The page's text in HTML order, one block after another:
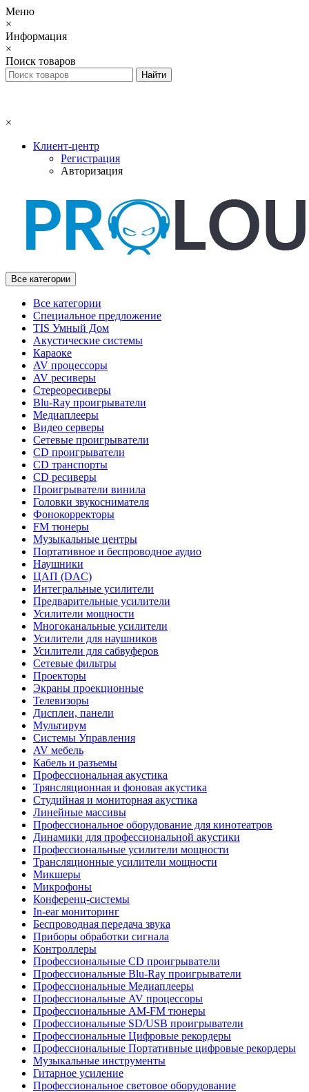
Меню
×
Информация
×
Поиск товаров
×
Клиент-центр
Регистрация
Авторизация
Все категории
Все категории
Специальное предложение
TIS Умный Дом
Акустические системы
Караоке
AV процессоры
AV ресиверы
Стереоресиверы
Blu-Ray проигрыватели
Медиаплееры
Видео серверы
Сетевые проигрыватели
CD проигрыватели
CD транспорты
CD ресиверы
Проигрыватели винила
Головки звукоснимателя
Фонокорректоры
FM тюнеры
Музыкальные центры
Портативное и беспроводное аудио
Наушники
ЦАП (DAC)
Интегральные усилители
Предварительные усилители
Усилители мощности
Многоканальные усилители
Усилители для наушников
Усилители для сабвуферов
Сетевые фильтры
Проекторы
Экраны проекционные
Телевизоры
Дисплеи, панели
Мультирум
Системы Управления
AV мебель
Кабель и разъемы
Профессиональная акустика
Трянсляционная и фоновая акустика
Студийная и мониторная акустика
Линейные массивы
Профессиональное оборудование для кинотеатров
Динамики для профессиональной акустики
Профессиональные усилители мощности
Трансляционные усилители мощности
Микшеры
Микрофоны
Конференц-системы
In-ear мониторинг
Беспроводная передача звука
Приборы обработки сигнала
Контроллеры
Профессиональные СD проигрыватели
Профессиональные Blu-Ray проигрыватели
Профессиональные Медиаплееры
Профессиональные AV процессоры
Профессиональные AM-FM тюнеры
Профессиональные SD/USB проигрыватели
Профессиональные Цифровые рекордеры
Профессиональные Портативные цифровые рекордеры
Музыкальные инструменты
Гитарное усиление
Профессиональное световое оборудование